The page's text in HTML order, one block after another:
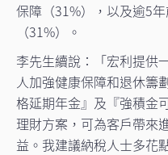
保障（31%），以及逾5
（31%）。
李先生續說：「宏利提供
人加強健康保障和退休籌
格延期年金』及『強積金
理財方案，可為客戶帶來
益。我建議納稅人士多花